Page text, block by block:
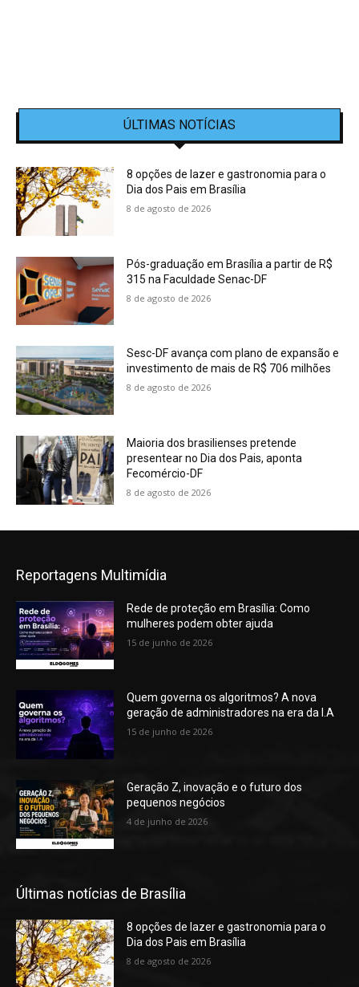
ÚLTIMAS NOTÍCIAS
8 opções de lazer e gastronomia para o
Dia dos Pais em Brasília
8 de agosto de 2026
Pós-graduação em Brasília a partir de R$
315 na Faculdade Senac-DF
8 de agosto de 2026
Sesc-DF avança com plano de expansão e
investimento de mais de R$ 706 milhões
8 de agosto de 2026
Maioria dos brasilienses pretende
presentear no Dia dos Pais, aponta
Fecomércio-DF
8 de agosto de 2026
Reportagens Multimídia
Rede de proteção em Brasília: Como
mulheres podem obter ajuda
15 de junho de 2026
Quem governa os algoritmos? A nova
geração de administradores na era da I.A
15 de junho de 2026
Geração Z, inovação e o futuro dos
pequenos negócios
4 de junho de 2026
Últimas notícias de Brasília
8 opções de lazer e gastronomia para o
Dia dos Pais em Brasília
8 de agosto de 2026